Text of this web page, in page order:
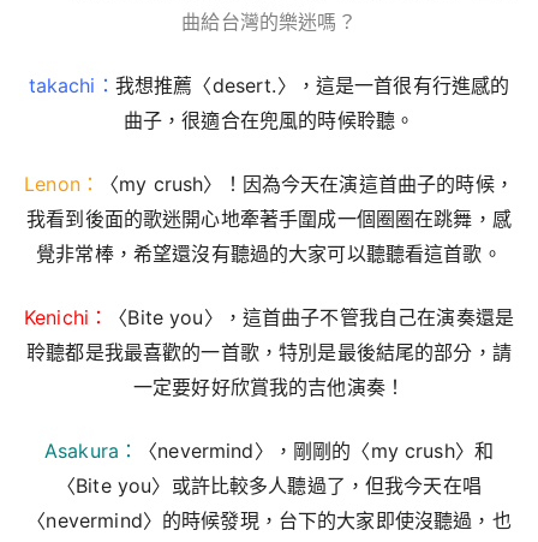
曲給台灣的樂迷嗎？
takachi： 我想推薦〈desert.〉，這是一首很有行進感的
曲子，很適合在兜風的時候聆聽。
Lenon：
〈my crush〉！因為今天在演這首曲子的時候，
我看到後面的歌迷開心地牽著手圍成一個圈圈在跳舞，感
覺非常棒，希望還沒有聽過的大家可以聽聽看這首歌。
Kenichi：
〈Bite you〉，這首曲子不管我自己在演奏還是
聆聽都是我最喜歡的一首歌，特別是最後結尾的部分，請
一定要好好欣賞我的吉他演奏！
Asakura：
〈nevermind〉，剛剛的〈my crush〉和
〈Bite you〉或許比較多人聽過了，但我今天在唱
〈nevermind〉的時候發現，台下的大家即使沒聽過，也